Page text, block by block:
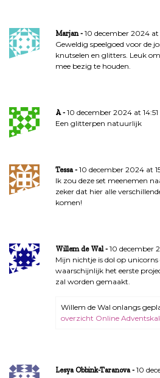
Marjan
10 december 2024 at
Geweldig speelgoed voor de
knutselen en glitters. Leuk
mee bezig te houden.
A
10 december 2024 at 14:51
Een glitterpen natuurlijk
Tessa
10 december 2024 at
Ik zou deze set meenemen
zeker dat hier alle
komen!
Willem de Wal
10 december
Mijn nichtje is dol op
waarschijnlijk het eerste
zal worden gemaakt.
Willem de Wal onlangs
overzicht Online
Lesya Obbink-Taranova
10